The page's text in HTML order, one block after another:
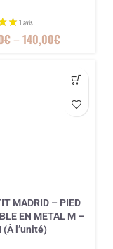
€–140,00€
MADRID – PIED
EN METAL M –
(À l’unité)